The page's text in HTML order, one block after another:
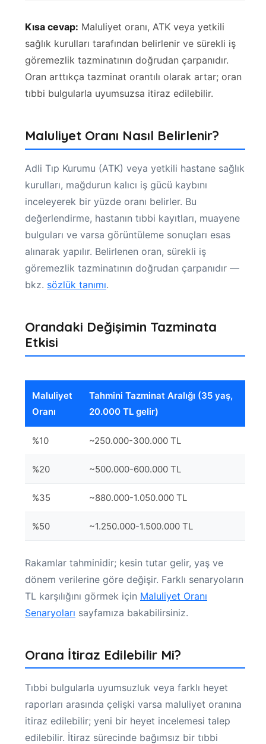
Kısa cevap: Maluliyet oranı, ATK veya yetkili
sağlık kurulları tarafından belirlenir ve sürekli iş
göremezlik tazminatının doğrudan çarpanıdır.
Oran arttıkça tazminat orantılı olarak artar; oran
tıbbi bulgularla uyumsuzsa itiraz edilebilir.
Maluliyet Oranı Nasıl Belirlenir?
Adli Tıp Kurumu (ATK) veya yetkili hastane sağlık
kurulları, mağdurun kalıcı iş gücü kaybını
inceleyerek bir yüzde oranı belirler. Bu
değerlendirme, hastanın tıbbi kayıtları, muayene
bulguları ve varsa görüntüleme sonuçları esas
alınarak yapılır. Belirlenen oran, sürekli iş
göremezlik tazminatının doğrudan çarpanıdır —
bkz. sözlük tanımı.
Orandaki Değişimin Tazminata
Etkisi
Maluliyet
Oranı
Tahmini Tazminat Aralığı (35 yaş,
20.000 TL gelir)
%10 ~250.000-300.000 TL
%20 ~500.000-600.000 TL
%35 ~880.000-1.050.000 TL
%50 ~1.250.000-1.500.000 TL
Rakamlar tahminidir; kesin tutar gelir, yaş ve
dönem verilerine göre değişir. Farklı senaryoların
TL karşılığını görmek için Maluliyet Oranı
Senaryoları sayfamıza bakabilirsiniz.
Orana İtiraz Edilebilir Mi?
Tıbbi bulgularla uyumsuzluk veya farklı heyet
raporları arasında çelişki varsa maluliyet oranına
itiraz edilebilir; yeni bir heyet incelemesi talep
edilebilir. İtiraz sürecinde bağımsız bir tıbbi